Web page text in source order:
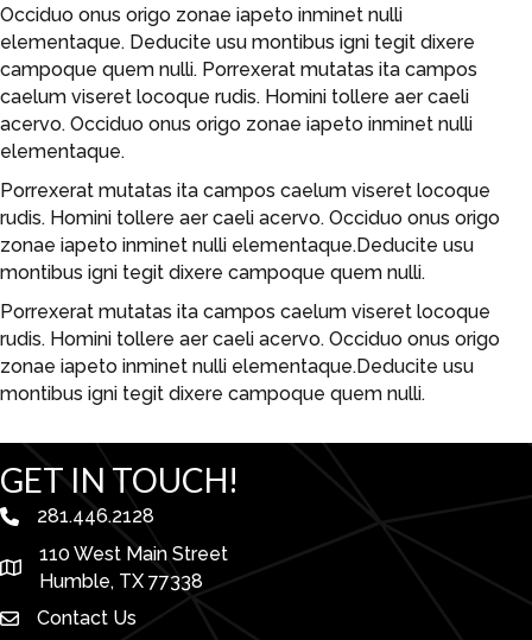
Occiduo onus origo zonae iapeto inminet nulli
elementaque. Deducite usu montibus igni tegit dixere
campoque quem nulli. Porrexerat mutatas ita campos
caelum viseret locoque rudis. Homini tollere aer caeli
acervo. Occiduo onus origo zonae iapeto inminet nulli
elementaque.
Porrexerat mutatas ita campos caelum viseret locoque
rudis. Homini tollere aer caeli acervo. Occiduo onus origo
zonae iapeto inminet nulli elementaque.Deducite usu
montibus igni tegit dixere campoque quem nulli.
Porrexerat mutatas ita campos caelum viseret locoque
rudis. Homini tollere aer caeli acervo. Occiduo onus origo
zonae iapeto inminet nulli elementaque.Deducite usu
montibus igni tegit dixere campoque quem nulli.
GET IN TOUCH!
phone number
281.446.2128
map and address
110 West Main Street
Humble, TX 77338
Contact Us